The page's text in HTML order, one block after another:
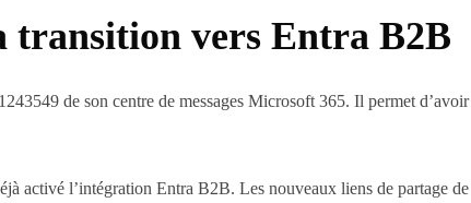
transition vers Entra B2B
de son centre de messages Microsoft 365. Il permet
activé l’intégration Entra B2B. Les nouveaux liens de partage